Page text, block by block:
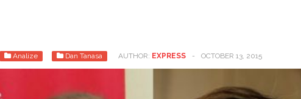
Analize Dan Tanasa AUTHOR: EXPRESS - OCTOBER 13, 2015